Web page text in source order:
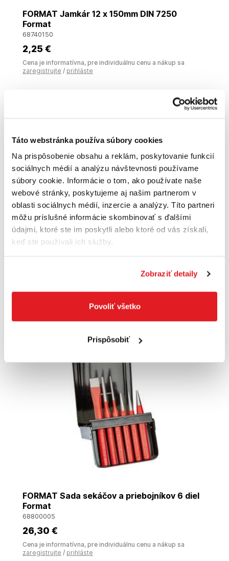
Táto webstránka používa súbory cookies
Na prispôsobenie obsahu a reklám, poskytovanie funkcií
sociálnych médií a analýzu návštevnosti používame
súbory cookie. Informácie o tom, ako používate naše
webové stránky, poskytujeme aj našim partnerom v
oblasti sociálnych médií, inzercie a analýzy. Títo partneri
môžu príslušné informácie skombinovať s ďalšími
údajmi, ktoré ste im poskytli alebo ktoré od vás získali,
keď ste používali ich služby.
Zobraziť detaily
Povoliť všetko
Prispôsobiť
FORMAT Jamkár 12 x 150mm DIN 7250
Format
68740150
2,25 €
Cena je informatívna, pre individuálnu cenu a nákup sa
zaregistrujte / prihláste
prihláste
FORMAT Sada sekáčov a priebojníkov 6 diel
Format
68800005
26,30 €
Cena je informatívna, pre individuálnu cenu a nákup sa
zaregistrujte / prihláste